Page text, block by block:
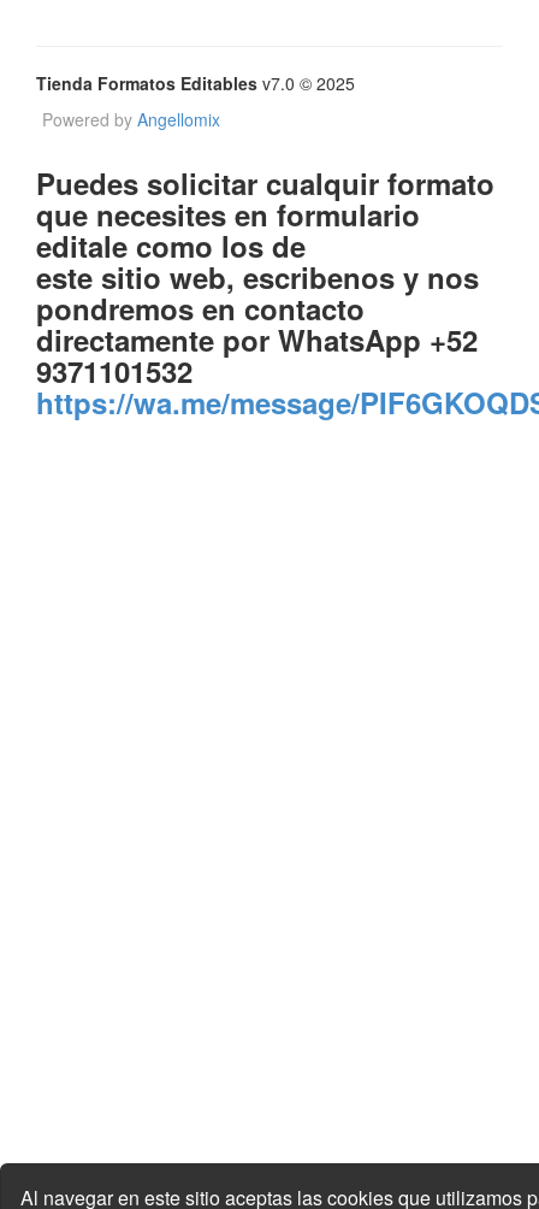
Tienda Formatos Editables v7.0 © 2025
Powered by Angellomix
Puedes solicitar cualquir formato
que necesites en formulario
editale como los de
este sitio web, escribenos y nos
pondremos en contacto
directamente por WhatsApp +52
9371101532
https://wa.me/message/
Al navegar en este sitio aceptas las cookies que utilizamos